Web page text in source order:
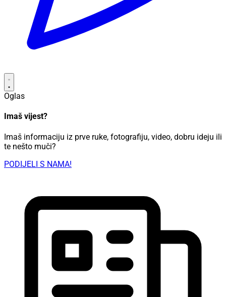
Oglas
Imaš vijest?
Imaš informaciju iz prve ruke, fotografiju, video, dobru ideju ili
te nešto muči?
PODIJELI S NAMA!